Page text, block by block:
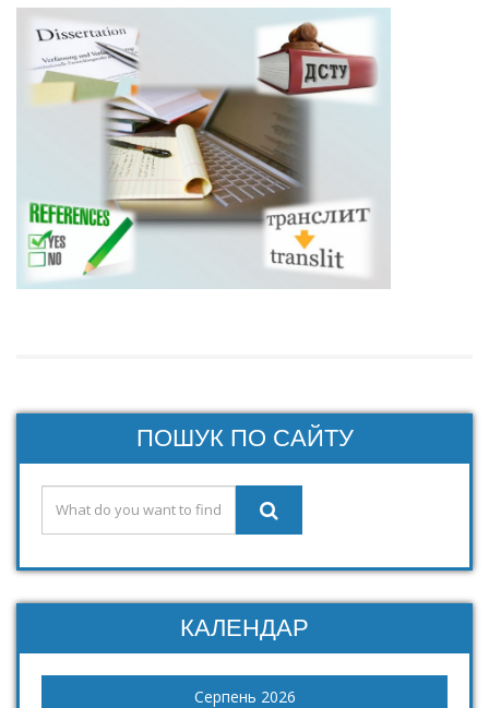
ПОШУК ПО САЙТУ
КАЛЕНДАР
Серпень 2026